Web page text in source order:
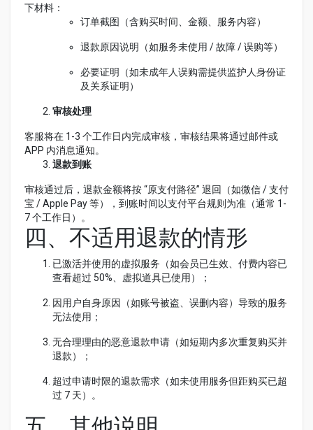
下材料：
订单截图（含购买时间、金额、服务内容）
退款原因说明（如服务未使用 / 故障 / 误购等）
必要证明（如未成年人误购需提供监护人身份证
及关系证明）
审核处理
客服将在 1-3 个工作日内完成审核，审核结果将通过邮件或
APP 内消息通知。
退款到账
审核通过后，退款金额将按 “原支付路径” 退回（如微信 / 支付
宝 / Apple Pay 等），到账时间以支付平台规则为准（通常 1-
7 个工作日）。
四、不适用退款的情形
已激活并使用的虚拟服务（如会员已生效、付费内容已
查看超过 50%、虚拟道具已使用）；
因用户自身原因（如账号被盗、误删内容）导致的服务
无法使用；
无合理理由的恶意退款申请（如短期内多次重复购买并
退款）；
超过申请时限的退款需求（如未使用服务但距购买已超
过 7 天）。